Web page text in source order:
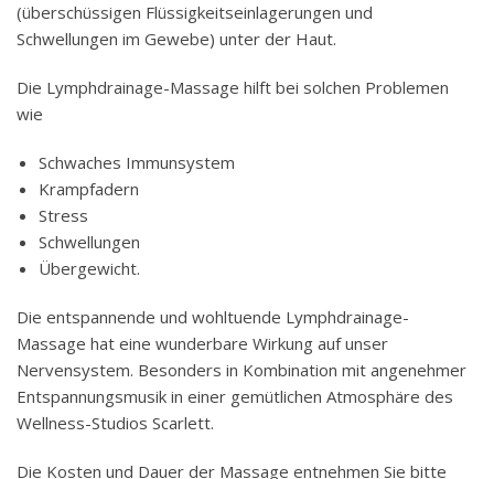
(überschüssigen Flüssigkeitseinlagerungen und
Schwellungen im Gewebe) unter der Haut.
Die Lymphdrainage-Massage hilft bei solchen Problemen
wie
Schwaches Immunsystem
Krampfadern
Stress
Schwellungen
Übergewicht.
Die entspannende und wohltuende Lymphdrainage-
Massage hat eine wunderbare Wirkung auf unser
Nervensystem. Besonders in Kombination mit angenehmer
Entspannungsmusik in einer gemütlichen Atmosphäre des
Wellness-Studios Scarlett.
Die Kosten und Dauer der Massage entnehmen Sie bitte